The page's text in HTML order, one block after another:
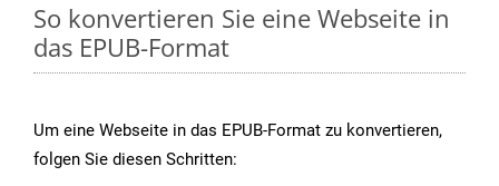
So konvertieren Sie eine Webseite in
das EPUB-Format
Um eine Webseite in das EPUB-Format zu konvertieren,
folgen Sie diesen Schritten: